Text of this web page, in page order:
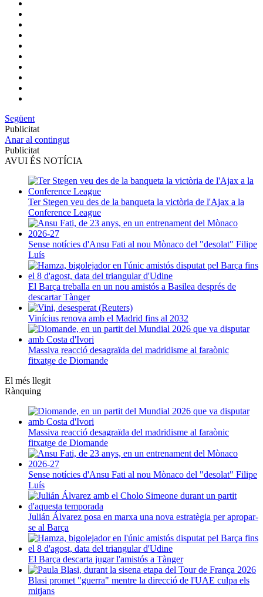
Següent
Publicitat
Anar al contingut
Publicitat
AVUI ÉS NOTÍCIA
Ter Stegen veu des de la banqueta la victòria de l'Ajax a la
Conference League
Sense notícies d'Ansu Fati al nou Mònaco del "desolat" Filipe
Luís
El Barça treballa en un nou amistós a Basilea després de
descartar Tànger
Vinícius renova amb el Madrid fins al 2032
Massiva reacció desagraïda del madridisme al faraònic
fitxatge de Diomande
El més llegit
Rànquing
Massiva reacció desagraïda del madridisme al faraònic
fitxatge de Diomande
Sense notícies d'Ansu Fati al nou Mònaco del "desolat" Filipe
Luís
Julián Álvarez posa en marxa una nova estratègia per apropar-
se al Barça
El Barça descarta jugar l'amistós a Tànger
Blasi promet "guerra" mentre la direcció de l'UAE culpa els
mitjans